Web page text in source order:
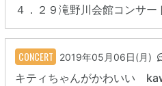
４．２９滝野川会館コンサー
CONCERT 2019年05月06日(月)
キティちゃんがかわいい